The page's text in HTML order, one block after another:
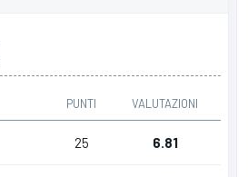
PUNTI VALUTAZIONI
25 6.81